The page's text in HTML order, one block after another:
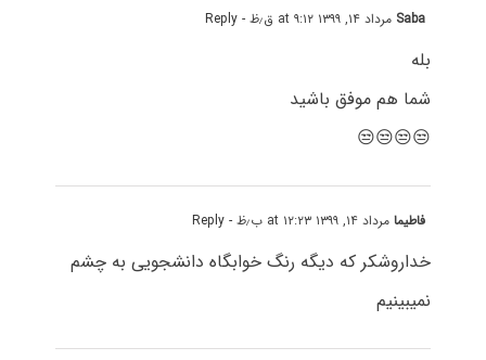
Saba مرداد ۱۴, ۱۳۹۹ at ۹:۱۲ ق٫ظ - Reply
بله
شما هم موفق باشید
😒😒😒😒
فاطیمامرداد ۱۴, ۱۳۹۹ at ۱۲:۲۳ ب٫ظ - Reply
خداروشکر که دیگه رنگ خوابگاه دانشجویی به چشم
نمیبینیم